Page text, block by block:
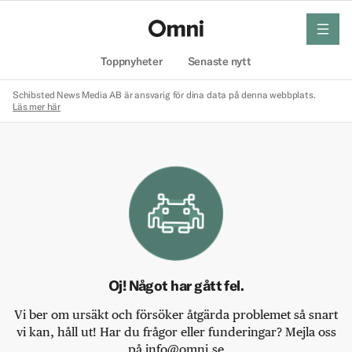
Toppnyheter Senaste nytt
meny
Schibsted News Media AB är ansvarig för dina data på denna webbplats.
Läs mer här
Oj! Något har gått fel.
Vi ber om ursäkt och försöker åtgärda problemet så snart
vi kan, håll ut! Har du frågor eller funderingar? Mejla oss